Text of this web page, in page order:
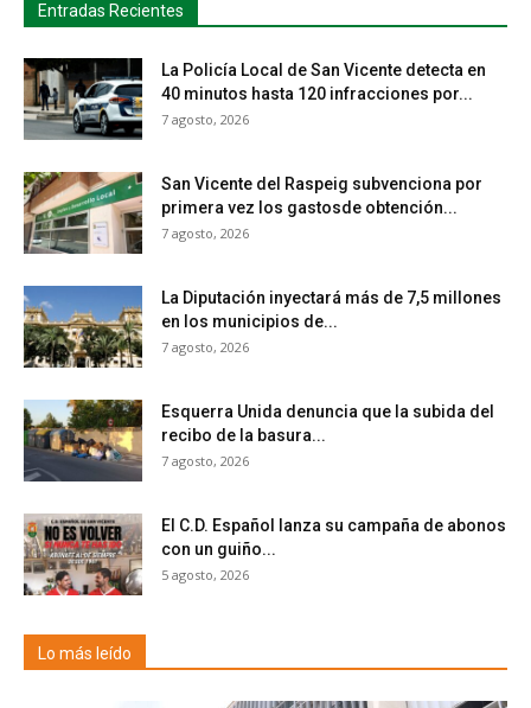
Entradas Recientes
La Policía Local de San Vicente detecta en
40 minutos hasta 120 infracciones por...
7 agosto, 2026
San Vicente del Raspeig subvenciona por
primera vez los gastosde obtención...
7 agosto, 2026
La Diputación inyectará más de 7,5 millones
en los municipios de...
7 agosto, 2026
Esquerra Unida denuncia que la subida del
recibo de la basura...
7 agosto, 2026
El C.D. Español lanza su campaña de abonos
con un guiño...
5 agosto, 2026
Lo más leído